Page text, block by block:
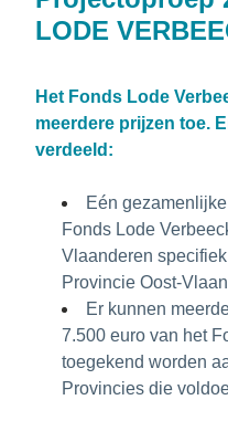
LODE
Het Fonds Lode
meerdere prijzen toe.
verdeeld:
Eén
Fonds Lode
Vlaanderen
Provincie Oost-
Er kunnen
7.500 euro van het
toegekend worden
Provincies die